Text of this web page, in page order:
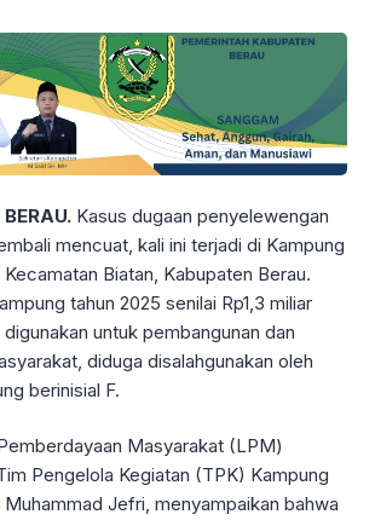
Kasus dugaan penyelewengan
mencuat, kali ini terjadi di Kampung
Biatan, Kabupaten Berau.
tahun 2025 senilai Rp1,3 miliar
untuk pembangunan dan
diduga disalahgunakan oleh
berinisial F.
Masyarakat (LPM)
Pengelola Kegiatan (TPK) Kampung
Jefri, menyampaikan bahwa